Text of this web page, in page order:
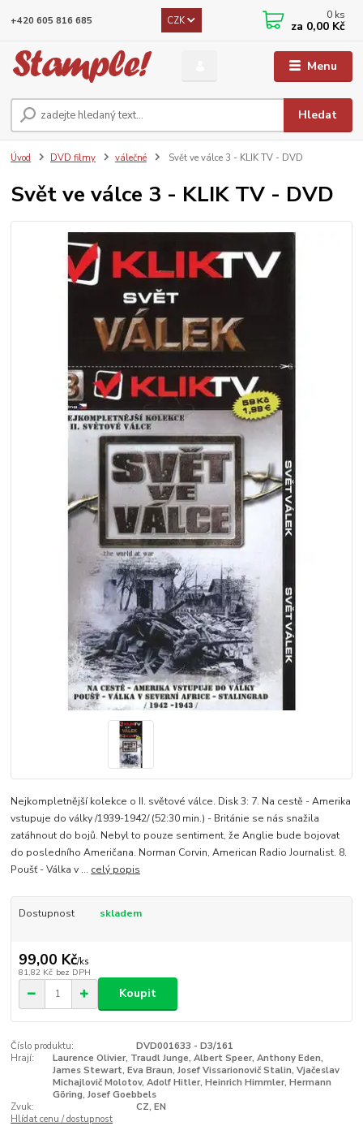
Menu
CZK
Hledat
+420 605 816 685 0 ks
za 0,00 Kč
Úvod DVD filmy válečné Svět ve válce 3 - KLIK TV - DVD
Svět ve válce 3 - KLIK TV - DVD
Nejkompletnější kolekce o II. světové válce. Disk 3: 7. Na cestě - Amerika
vstupuje do války /1939-1942/ (52:30 min.) - Británie se nás snažila
zatáhnout do bojů. Nebyl to pouze sentiment, že Anglie bude bojovat
do posledního Američana. Norman Corvin, American Radio Journalist. 8.
Poušť - Válka v ... celý popis
Dostupnost skladem
99,00 Kč/ks
81,82 Kč bez DPH
Koupit
Číslo produktu:
DVD001633 - D3/161
Hrají:
Laurence Olivier, Traudl Junge, Albert Speer, Anthony Eden,
James Stewart, Eva Braun, Josef Vissarionovič Stalin, Vjačeslav
Michajlovič Molotov, Adolf Hitler, Heinrich Himmler, Hermann
Göring, Josef Goebbels
Zvuk:
CZ, EN
Hlídat cenu / dostupnost